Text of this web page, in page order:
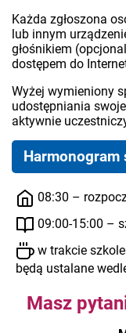
Każda zgłoszona
lub innym
głośnikiem
dostępem do
Wyżej wymieniony
udostępniania
aktywnie
Harmonogram
08:30 –
09:00-15:00 –
w trakcie
będą ustalane
Masz